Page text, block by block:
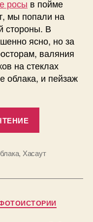
росы в пойме
мы попали на
стороны. В
ясно, но за
валяния
на стеклах
и пейзаж
2013,
на
через
, Хасаут
в